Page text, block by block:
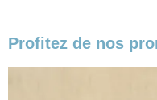
Profitez de nos